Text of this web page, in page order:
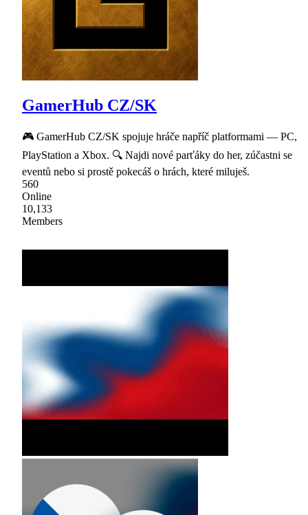
GamerHub CZ/SK
🎮 GamerHub CZ/SK spojuje hráče napříč platformami — PC,
PlayStation a Xbox. 🔍 Najdi nové parťáky do her, zúčastni se
eventů nebo si prostě pokecáš o hrách, které miluješ.
560
Online
10,133
Members